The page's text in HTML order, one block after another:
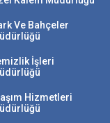
Ve Bahçeler
İşleri
Hizmetleri